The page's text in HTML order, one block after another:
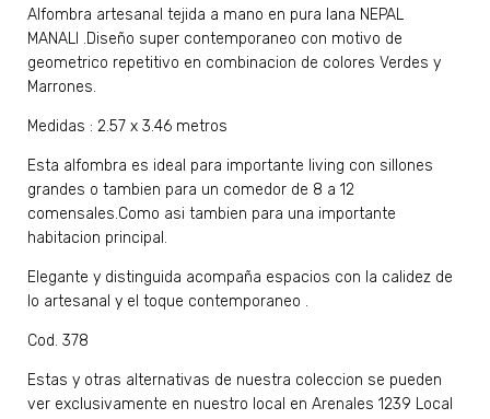
Alfombra artesanal tejida a mano en pura lana NEPAL
MANALI .Diseño super contemporaneo con motivo de
geometrico repetitivo en combinacion de colores Verdes y
Marrones.
Medidas : 2.57 x 3.46 metros
Esta alfombra es ideal para importante living con sillones
grandes o tambien para un comedor de 8 a 12
comensales.Como asi tambien para una importante
habitacion principal.
Elegante y distinguida acompaña espacios con la calidez de
lo artesanal y el toque contemporaneo .
Cod. 378
Estas y otras alternativas de nuestra coleccion se pueden
ver exclusivamente en nuestro local en Arenales 1239 Local